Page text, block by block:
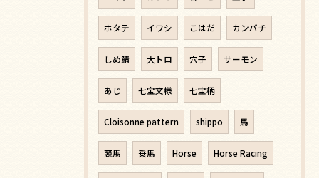
ホタテ イワシ こはだ カンパチ
しめ鯖 大トロ 穴子 サーモン
あじ 七宝文様 七宝柄
Cloisonne pattern shippo 馬
競馬 乗馬 Horse Horse Racing